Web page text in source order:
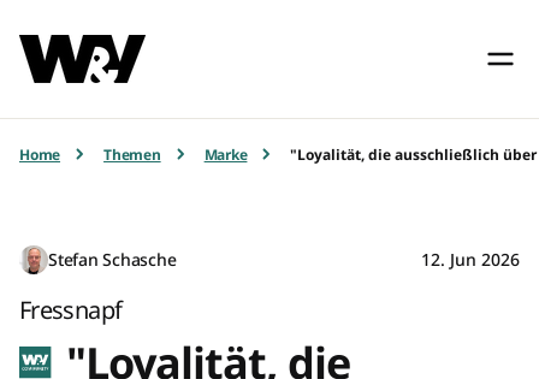
Home Themen Marke "Loyalität, die ausschließlich
Stefan Schasche 12. Jun 2026
Fressnapf
"Loyalität, die